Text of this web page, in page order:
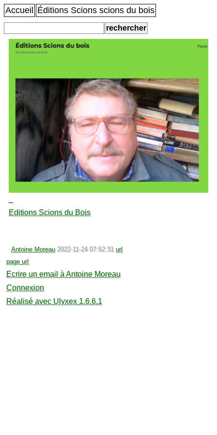
Accueil Éditions Scions scions du bois
Editions Scions du Bois
Antoine Moreau 2022-11-24 07:52:31 url
page url
Ecrire un email à Antoine Moreau
Connexion
Réalisé avec Ulyxex 1.6.6.1